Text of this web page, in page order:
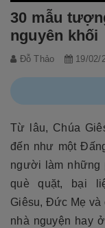
30 mẫu
nguyên khối
Đỗ Thảo 19/02/
Từ lâu, Chúa
đến như một
người làm những
què quặt, bại
Giêsu, Đức Mẹ và
nhà nguyện hay